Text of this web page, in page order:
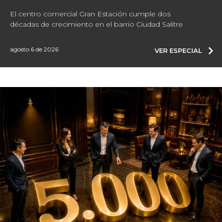
El centro comercial Gran Estación cumple dos
décadas de crecimiento en el barrio Ciudad Salitre
agosto 6 de 2026 VER ESPECIAL